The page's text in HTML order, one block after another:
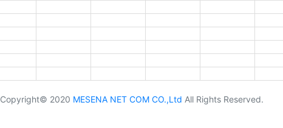
Copyright© 2020 MESENA NET COM CO.,Ltd All Rights Reserved.